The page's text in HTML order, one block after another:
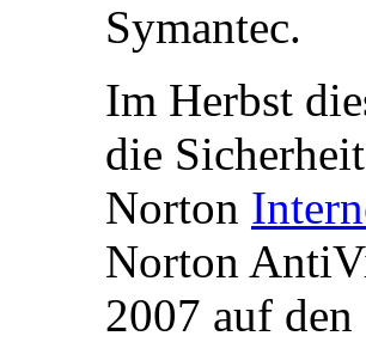
Symantec.
Im Herbst
die
Norton
Norton
2007 auf